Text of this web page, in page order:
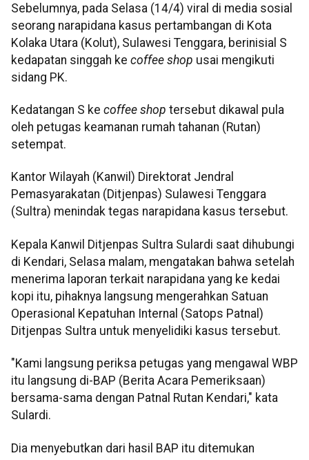
Sebelumnya, pada Selasa (14/4) viral di media sosial
seorang narapidana kasus pertambangan di Kota
Kolaka Utara (Kolut), Sulawesi Tenggara, berinisial S
kedapatan singgah ke coffee shop usai mengikuti
sidang PK.
Kedatangan S ke coffee shop tersebut dikawal pula
oleh petugas keamanan rumah tahanan (Rutan)
setempat.
Kantor Wilayah (Kanwil) Direktorat Jendral
Pemasyarakatan (Ditjenpas) Sulawesi Tenggara
(Sultra) menindak tegas narapidana kasus tersebut.
Kepala Kanwil Ditjenpas Sultra Sulardi saat dihubungi
di Kendari, Selasa malam, mengatakan bahwa setelah
menerima laporan terkait narapidana yang ke kedai
kopi itu, pihaknya langsung mengerahkan Satuan
Operasional Kepatuhan Internal (Satops Patnal)
Ditjenpas Sultra untuk menyelidiki kasus tersebut.
"Kami langsung periksa petugas yang mengawal WBP
itu langsung di-BAP (Berita Acara Pemeriksaan)
bersama-sama dengan Patnal Rutan Kendari," kata
Sulardi.
Dia menyebutkan dari hasil BAP itu ditemukan